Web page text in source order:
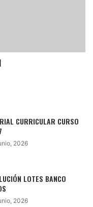
CURRICULAR CURSO
2026
LOTES BANCO
2026